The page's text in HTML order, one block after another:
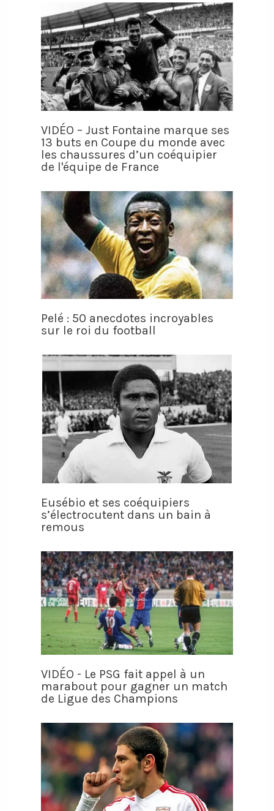
VIDÉO – Just Fontaine marque ses
13 buts en Coupe du monde avec
les chaussures d’un coéquipier
de l'équipe de France
Pelé : 50 anecdotes incroyables
sur le roi du football
Eusébio et ses coéquipiers
s’électrocutent dans un bain à
remous
VIDÉO - Le PSG fait appel à un
marabout pour gagner un match
de Ligue des Champions